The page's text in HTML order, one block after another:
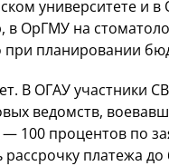
университете и
ОрГМУ на
планировании
В ОГАУ участники
ведомств,
— 100 процентов по
платежа до